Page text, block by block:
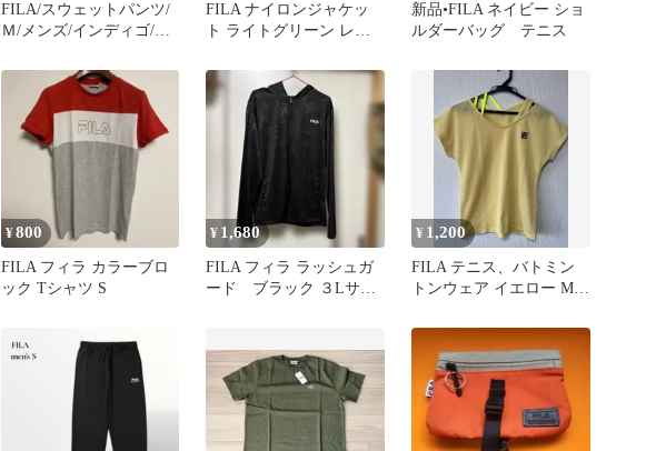
FILA/スウェットパンツ/
Ｍ/メンズ/インディゴ/ド
FILA ナイロンジャケッ
ト ライトグリーン レデ
新品•FILA ネイビー ショ
ルダーバッグ テニス
¥800
FILA フィラ カラーブロ
ック Tシャツ S
¥ 1,680
FILA フィラ ラッシュガ
ード ブラック ３Lサイ
¥ 1,200
FILA テニス、バトミン
トンウェア イエロー Mサ